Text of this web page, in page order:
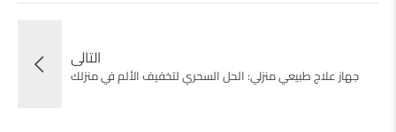
التالى
جهاز علاج طبيعي منزلي: الحل السحري لتخفيف الألم في منزلك